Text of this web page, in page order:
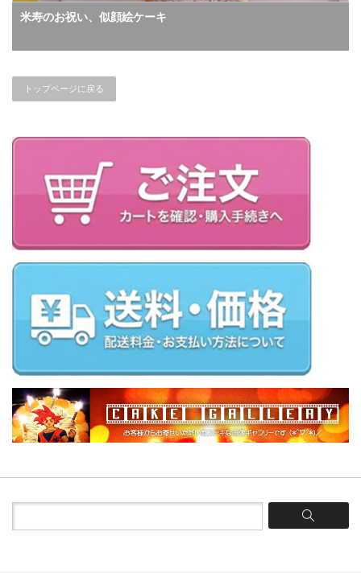
米寿のお祝い、似顔絵ケーキ
トップページに戻る